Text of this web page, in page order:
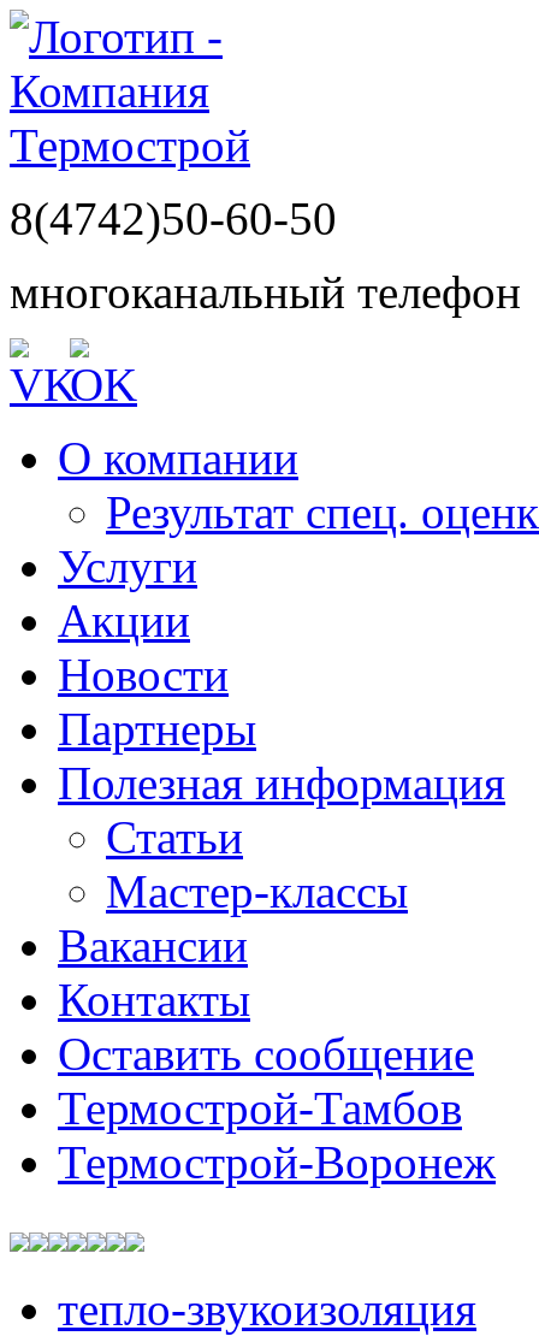
8(4742)50-60-50
многоканальный телефон
О компании
Результат спец.
Услуги
Акции
Новости
Партнеры
Полезная информация
Статьи
Мастер-классы
Вакансии
Контакты
Оставить сообщение
Термострой-Тамбов
Термострой-Воронеж
тепло-звукоизоляция